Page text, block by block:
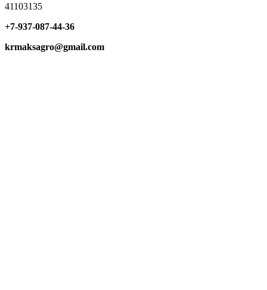
41103135
+7-937-087-44-36
krmaksagro@gmail.com